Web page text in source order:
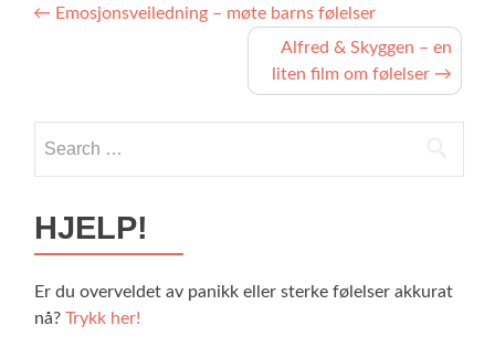
← Emosjonsveiledning – møte barns følelser
Alfred & Skyggen – en
liten film om følelser →
HJELP!
Er du overveldet av panikk eller sterke følelser akkurat
nå? Trykk her!